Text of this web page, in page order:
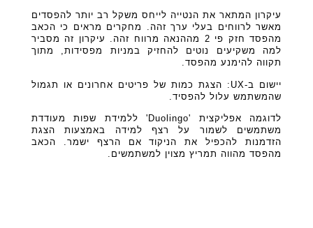
עיקרון המתאר את הנטייה לייחס משקל רב יותר להפסדים
מאשר לרווחים בעלי ערך זהה. מחקרים מראים כי הכאב
מהפסד חזק פי 2 מההנאה מרווח זהה. עיקרון זה מסביר
למה משקיעים נוטים להחזיק במניות מפסידות, מתוך
תקווה להימנע מהפסד.
יישום ב-UX: הצגת כמות של פריטים אחרונים או תגמול
שהמשתמש עלול להפסיד.
לדוגמה אפליקצית 'Duolingo' ללמידת שפות מעודדת
משתמשים לשמור על רצף למידה באמצעות הצגת
הזדמנות להכפיל את הניקוד אם הרצף ישמר. הכאב
מהפסד מהווה תמריץ מצוין למשתמשים.